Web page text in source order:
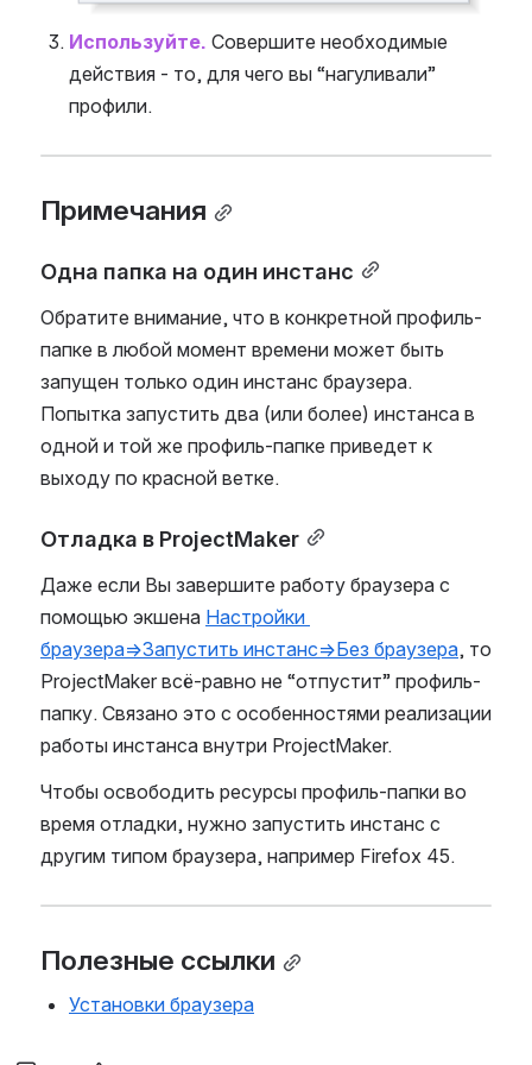
Используйте. Совершите необходимые
действия - то, для чего вы “нагуливали”
профили.
Примечания
Одна папка на один инстанс
Обратите внимание, что в конкретной профиль-
папке в любой момент времени может быть
запущен только один инстанс браузера.
Попытка запустить два (или более) инстанса в
одной и той же профиль-папке приведет к
выходу по красной ветке.
Отладка в ProjectMaker
Даже если Вы завершите работу браузера с
помощью экшена Настройки
браузера=>Запустить инстанс=>Без браузера, то
ProjectMaker всё-равно не “отпустит” профиль-
папку. Связано это с особенностями реализации
работы инстанса внутри ProjectMaker.
Чтобы освободить ресурсы профиль-папки во
время отладки, нужно запустить инстанс с
другим типом браузера, например Firefox 45.
Полезные ссылки
Установки браузера